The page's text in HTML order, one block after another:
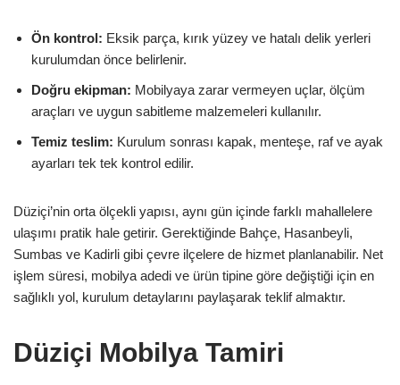
Ön kontrol: Eksik parça, kırık yüzey ve hatalı delik yerleri
kurulumdan önce belirlenir.
Doğru ekipman: Mobilyaya zarar vermeyen uçlar, ölçüm
araçları ve uygun sabitleme malzemeleri kullanılır.
Temiz teslim: Kurulum sonrası kapak, menteşe, raf ve ayak
ayarları tek tek kontrol edilir.
Düziçi’nin orta ölçekli yapısı, aynı gün içinde farklı mahallelere
ulaşımı pratik hale getirir. Gerektiğinde Bahçe, Hasanbeyli,
Sumbas ve Kadirli gibi çevre ilçelere de hizmet planlanabilir. Net
işlem süresi, mobilya adedi ve ürün tipine göre değiştiği için en
sağlıklı yol, kurulum detaylarını paylaşarak teklif almaktır.
Düziçi Mobilya Tamiri